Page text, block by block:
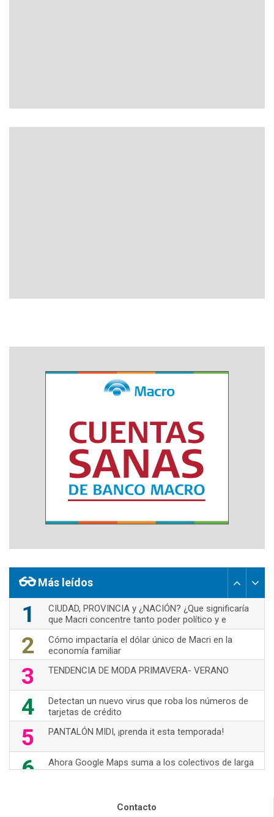
Más leídos
1
CIUDAD, PROVINCIA y ¿NACIÓN? ¿Que significaría
que Macri concentre tanto poder político y e
2
Cómo impactaría el dólar único de Macri en la
economía familiar
3 TENDENCIA DE MODA PRIMAVERA- VERANO
4
Detectan un nuevo virus que roba los números de
tarjetas de crédito
5 PANTALÓN MIDI, ¡prenda it esta temporada!
6
Ahora Google Maps suma a los colectivos de larga
distancia
Contacto